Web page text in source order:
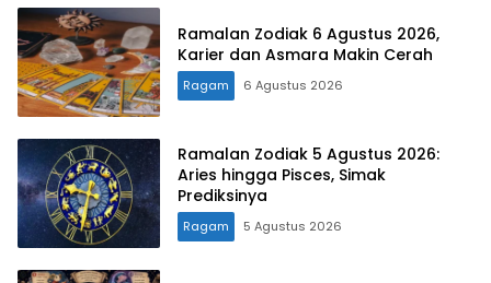
Ramalan Zodiak 6 Agustus 2026,
Karier dan Asmara Makin Cerah
Ragam 6 Agustus 2026
Ramalan Zodiak 5 Agustus 2026:
Aries hingga Pisces, Simak
Prediksinya
Ragam 5 Agustus 2026